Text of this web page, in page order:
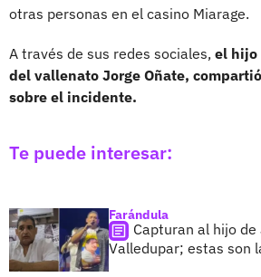
otras personas en el casino Miarage.
A través de sus redes sociales, el hijo
del vallenato Jorge Oñate,
sobre el incidente.
Te puede interesar:
Farándula
Capturan al hijo de
Valledupar; estas son